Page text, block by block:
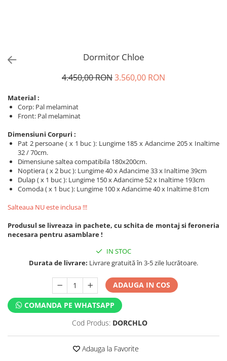
Dormitor Chloe
4.450,00 RON3.560,00 RON
Material :
Corp: Pal melaminat
Front: Pal melaminat
Dimensiuni Corpuri :
Pat 2 persoane ( x 1 buc ): Lungime 185 x Adancime 205 x Inaltime
32 / 70cm.
Dimensiune saltea compatibila 180x200cm.
Noptiera ( x 2 buc ): Lungime 40 x Adancime 33 x Inaltime 39cm
Dulap ( x 1 buc ): Lungime 150 x Adancime 52 x Inaltime 193cm
Comoda ( x 1 buc ): Lungime 100 x Adancime 40 x Inaltime 81cm
Salteaua NU este inclusa !!!
Produsul se livreaza in pachete, cu schita de montaj si feroneria
necesara pentru asamblare !
IN STOC
Durata de livrare: Livrare gratuită în 3-5 zile lucrătoare.
ADAUGA IN COS
COMANDA PE WHATSAPP
Cod Produs: DORCHLO
Adauga la Favorite